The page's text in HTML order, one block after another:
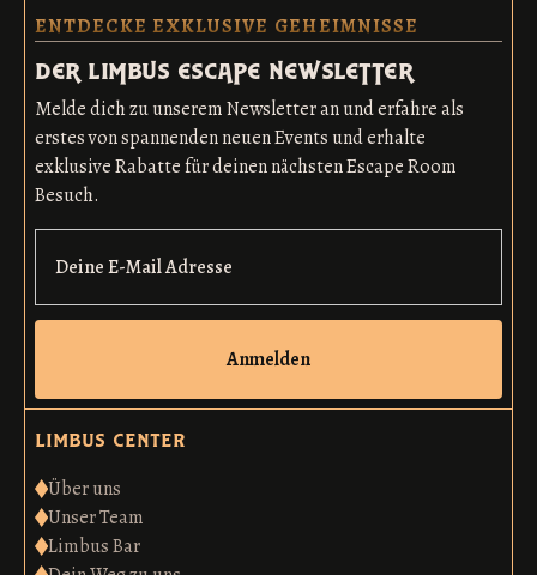
ENTDECKE EXKLUSIVE GEHEIMNISSE
der limbus escape newsletter
Melde dich zu unserem Newsletter an und erfahre als
erstes von spannenden neuen Events und erhalte
exklusive Rabatte für deinen nächsten Escape Room
Besuch.
Anmelden
limbus center
Über uns
Unser Team
Limbus Bar